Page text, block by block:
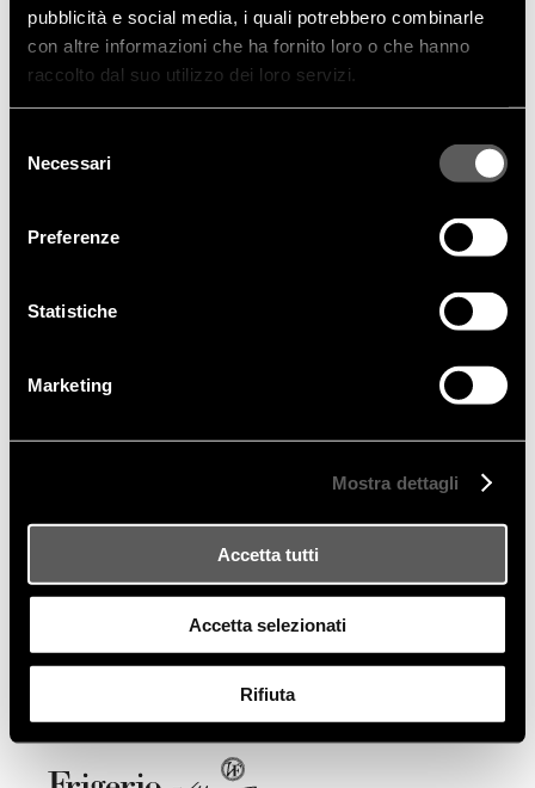
pubblicità e social media, i quali potrebbero combinarle
con altre informazioni che ha fornito loro o che hanno
raccolto dal suo utilizzo dei loro servizi.
delNecessari
Preferenze
Statistiche
Marketing
Mostra dettagli
Accetta tutti
Accetta selezionati
Rifiuta
FRIGERIO POLTRONE E DIVANI SRL